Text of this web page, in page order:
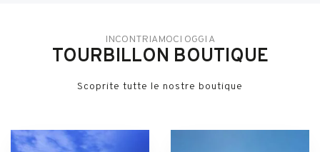
INCONTRIAMOCI OGGI A
TOURBILLON BOUTIQUE
Scoprite tutte le nostre boutique